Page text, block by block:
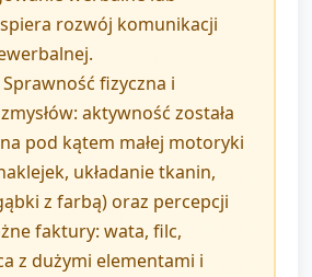
rozwój komunikacji
fizyczna i
aktywność została
pod kątem małej motoryki
układanie tkanin,
z farbą) oraz percepcji
faktury: wata, filc,
z dużymi elementami i